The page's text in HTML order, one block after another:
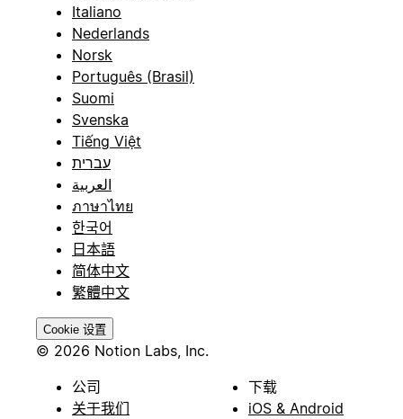
Italiano
Nederlands
Norsk
Português (Brasil)
Suomi
Svenska
Tiếng Việt
עברית
العربية
ภาษาไทย
한국어
日本語
简体中文
繁體中文
Cookie 设置
© 2026 Notion Labs, Inc.
公司
关于我们
下载
iOS & Android